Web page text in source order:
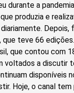
durante a
produzia e
Depois,
que teve 66
que contou com
voltados a discutir
disponíveis
Hoje, o canal